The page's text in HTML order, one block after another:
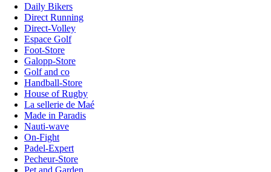
Daily Bikers
Direct Running
Direct-Volley
Espace Golf
Foot-Store
Galopp-Store
Golf and co
Handball-Store
House of Rugby
La sellerie de Maé
Made in Paradis
Nauti-wave
On-Fight
Padel-Expert
Pecheur-Store
Pet and Garden